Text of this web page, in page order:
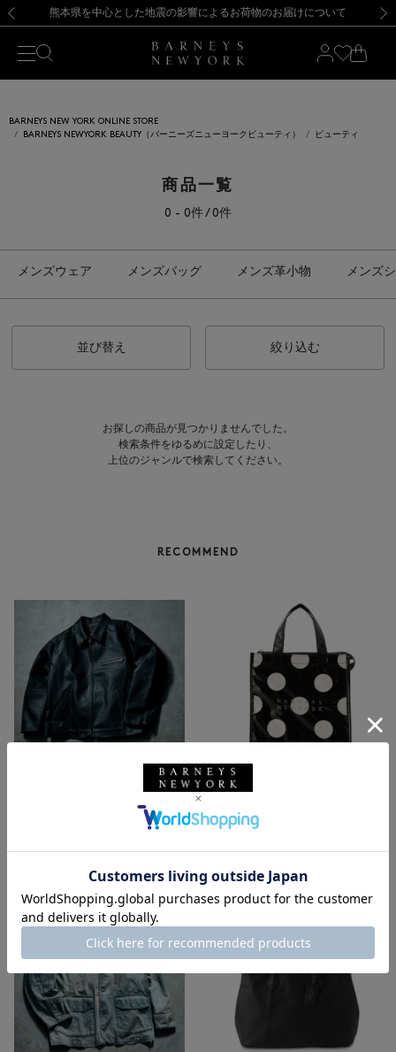
新規登録のお客様も対象！＜MY BARNEYS＞会員のお客様は11,000円（税込）以上のお買上げで常時送料無料！お買い物の際は会員登録を！
【夏季休業に伴う返品・交換承り一時停止のお知らせ】（2026.8.5）
熊本県を中心とした地震の影響によるお荷物のお届けについて
【開催中】SUMMER SALEのご案内・ご注意事項 新規登録のお客様も対象！＜MY BARNEYS＞会員のお客様は11,000円（税込）以上のお買上げで常時送料無料！お買い物の際は会員登録を！
【夏季休業に伴う返品・交換承り一時停止のお知らせ】（2026.8.5）
BARNEYS NEW YORK ONLINE STORE
BARNEYS NEWYORK BEAUTY（バーニーズニューヨークビューティ）
ビューティ
商品一覧
0 - 0件 / 0件
メンズウェア メンズバッグ メンズ革小物 メンズ
並び替え 絞り込む
お探しの商品が見つかりませんでした。
検索条件をゆるめに設定したり、
上位のジャンルで検索してください。
RECOMMEND
BARNEYS NEW YORK by ANC
NEW
BARNEYS NEW YORK
ロゴ入りPVC保冷トートバッ
¥6,600